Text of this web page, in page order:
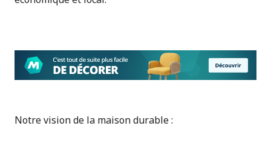
Notre vision de la maison durable :